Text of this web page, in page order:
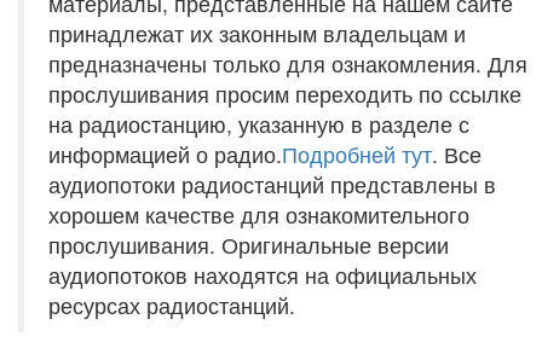
принадлежат их законным владельцам и
предназначены только для ознакомления. Для
прослушивания просим переходить по ссылке
на радиостанцию, указанную в разделе с
информацией о радио.Подробней тут. Все
аудиопотоки радиостанций представлены в
хорошем качестве для ознакомительного
прослушивания. Оригинальные версии
аудиопотоков находятся на официальных
ресурсах радиостанций.